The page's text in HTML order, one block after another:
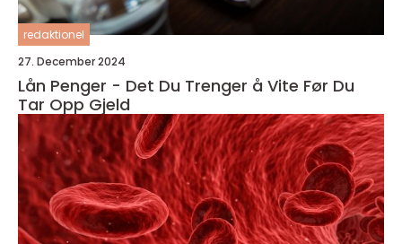
redaktionel
27. December 2024
Lån Penger - Det Du Trenger å Vite Før Du
Tar Opp Gjeld